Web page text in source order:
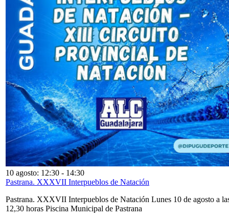
10 agosto: 12:30 - 14:30
Pastrana. XXXVII Interpueblos de Natación
Pastrana. XXXVII Interpueblos de Natación Lunes 10 de agosto a
12,30 horas Piscina Municipal de Pastrana